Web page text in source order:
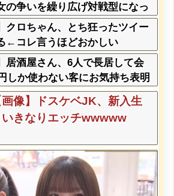
の争いを繰り広げ対戦型になっ
w w w w w w w w
クロちゃん、とち狂ったツイー
←コレ言うほどおかしい
？？？
居酒屋さん、6人で長居して会
しか使わない客にお気持ち表明
う←コレどっちが悪いん
？？？
画像】ドスケベJK、新入生
いきなりエッチwwwww